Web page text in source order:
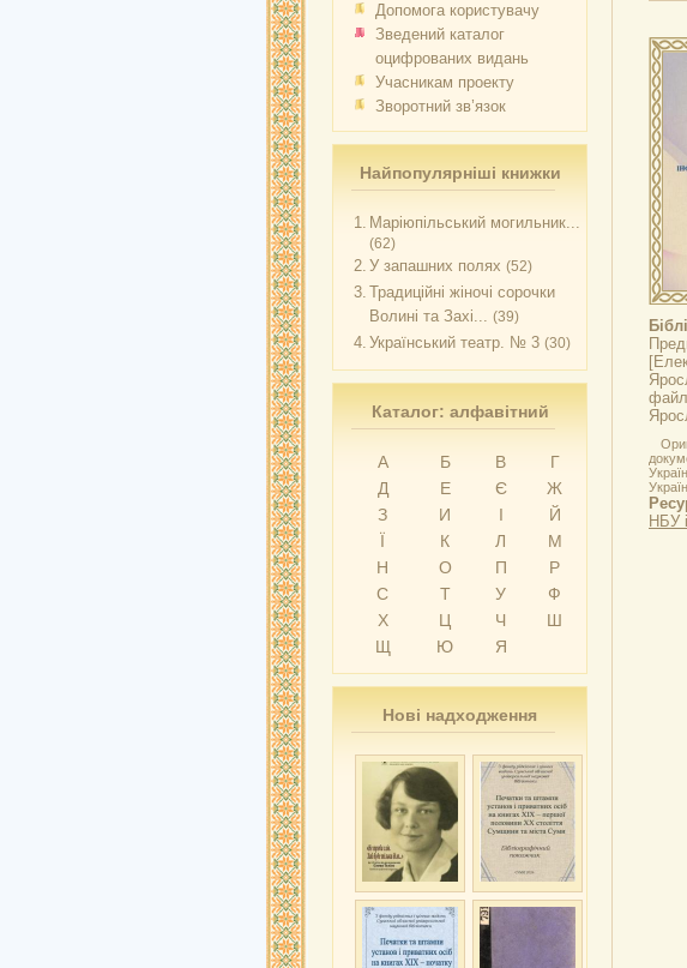
Допомога користувачу
Зведений каталог
оцифрованих видань
Учасникам проекту
Зворотний зв’язок
Найпопулярніші книжки
1. Маріюпільський могильник...
(62)
2. У запашних полях (52)
3. Традиційні жіночі сорочки
Волині та Захі... (39)
4. Український театр. № 3 (30)
Каталог: алфавітний
А Б В
Г
Д
Е Є
Ж
З
И І
Й
Ї
К Л
М
Н
О П
Р
С
Т У
Ф
Х
Ц Ч
Ш
Щ
Ю Я
Нові надходження
НБУ